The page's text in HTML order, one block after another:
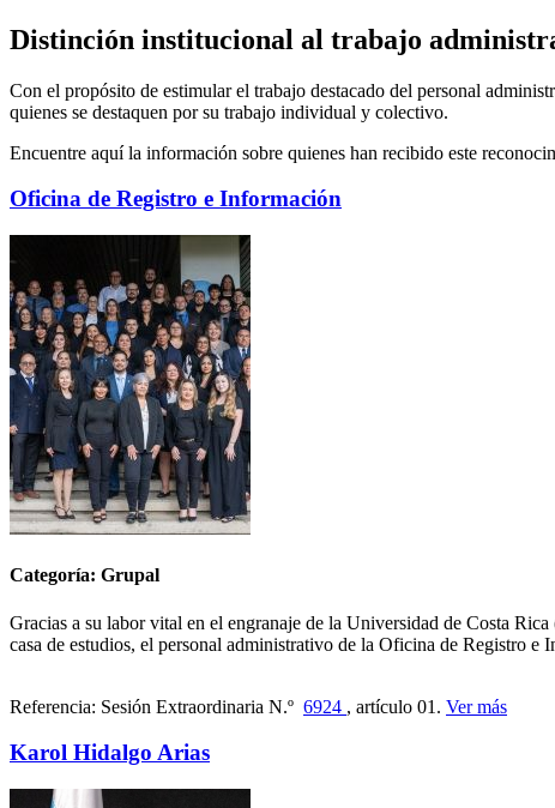
Distinción institucional al trabajo
Con el propósito de estimular el trabajo destacado del personal
quienes se destaquen por su trabajo individual y colectivo.
Encuentre aquí la información sobre quienes han recibido este
Oficina de Registro e Información
Categoría: Grupal
Gracias a su labor vital en el engranaje de la Universidad de Costa
casa de estudios, el personal administrativo de la Oficina de Registro
Referencia: Sesión Extraordinaria N.º 6924 , artículo 01. Ver más
Karol Hidalgo Arias